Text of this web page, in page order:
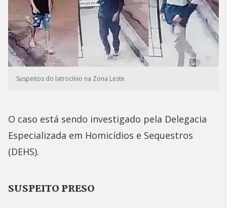
Suspeitos do latrocínio na Zona Leste
O caso está sendo investigado pela Delegacia
Especializada em Homicídios e Sequestros
(DEHS).
SUSPEITO PRESO